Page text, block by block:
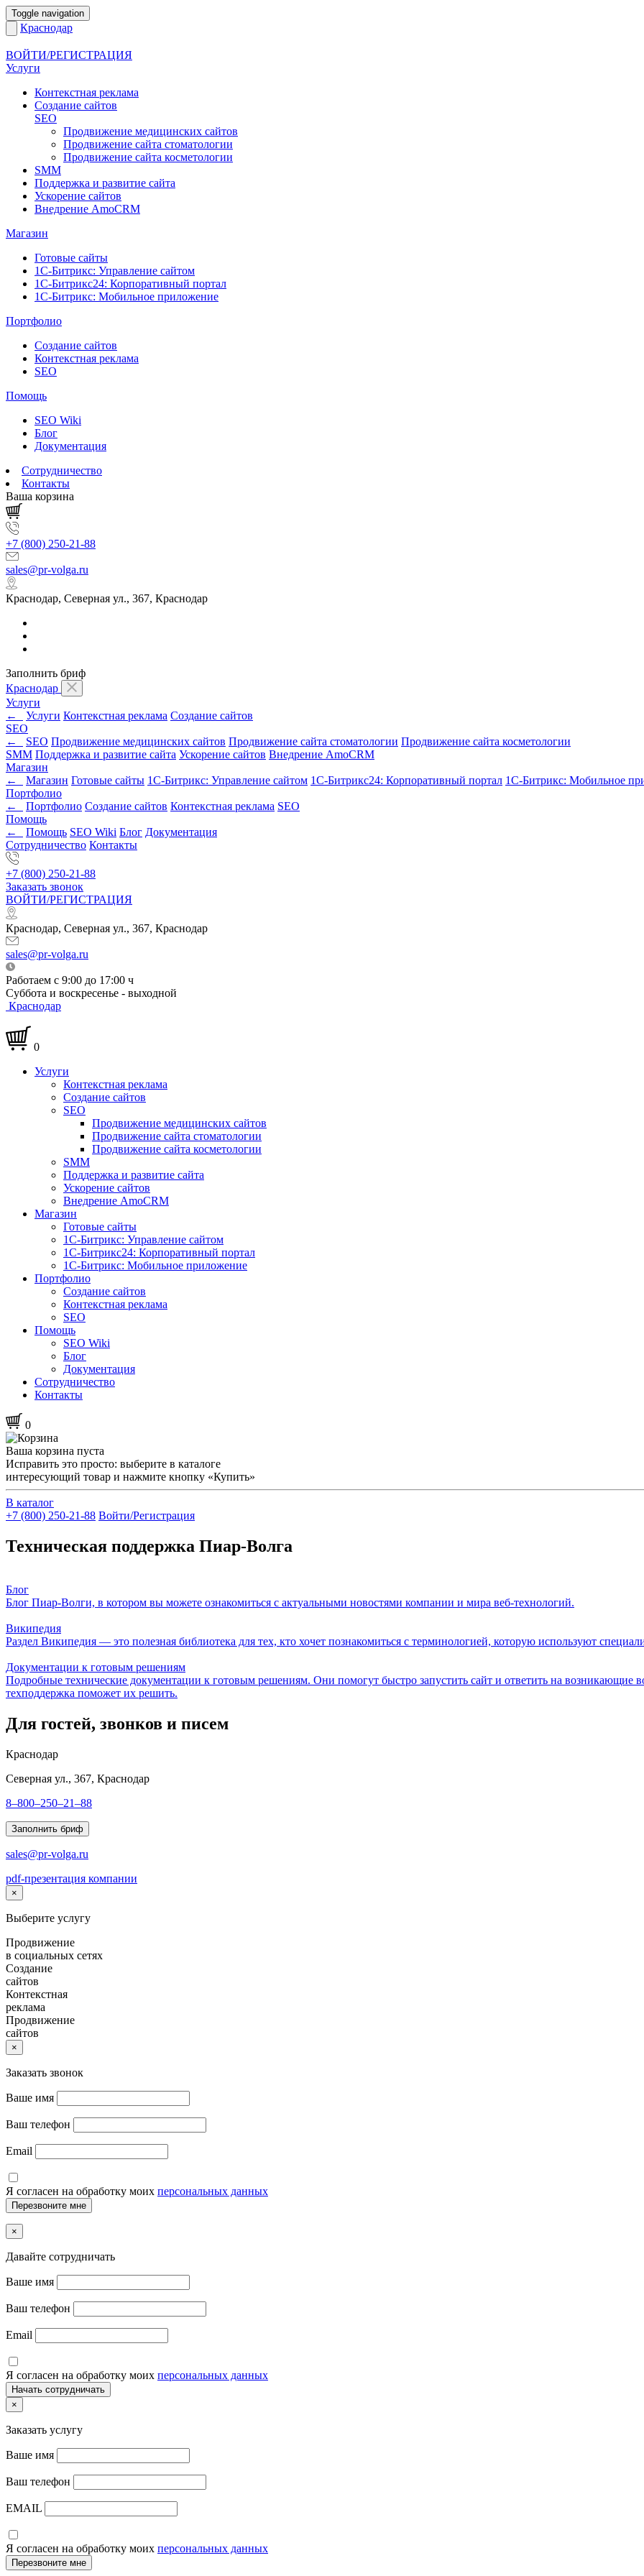
Toggle navigation
Краснодар
ВОЙТИ/РЕГИСТРАЦИЯ
Услуги
Контекстная реклама
Создание сайтов
SEO
Продвижение медицинских сайтов
Продвижение сайта стоматологии
Продвижение сайта косметологии
SMM
Поддержка и развитие сайта
Ускорение сайтов
Внедрение AmoCRM
Магазин
Готовые сайты
1С-Битрикс: Управление сайтом
1С-Битрикс24: Корпоративный портал
1С-Битрикс: Мобильное приложение
Портфолио
Создание сайтов
Контекстная реклама
SEO
Помощь
SEO Wiki
Блог
Документация
Сотрудничество
Контакты
Ваша корзина
+7 (800) 250-21-88
sales@pr-volga.ru
Краснодар, Северная ул., 367, Краснодар
Заполнить бриф
Краснодар
Услуги
←
Услуги Контекстная реклама Создание сайтов
SEO
←
SEO Продвижение медицинских сайтов Продвижение сайта стоматологии Продвижение сайта косметологии
SMM Поддержка и развитие сайта Ускорение сайтов Внедрение AmoCRM
Магазин
←
Магазин Готовые сайты 1С-Битрикс: Управление сайтом 1С-Битрикс24: Корпоративный портал 1С-Битрикс: Мобильное
Портфолио
←
Портфолио Создание сайтов Контекстная реклама SEO
Помощь
←
Помощь SEO Wiki Блог Документация
Сотрудничество Контакты
+7 (800) 250-21-88
Заказать звонок
ВОЙТИ/РЕГИСТРАЦИЯ
Краснодар, Северная ул., 367, Краснодар
sales@pr-volga.ru
Работаем с 9:00 до 17:00 ч
Суббота и воскресенье - выходной
Краснодар
0
Услуги
Контекстная реклама
Создание сайтов
SEO
Продвижение медицинских сайтов
Продвижение сайта стоматологии
Продвижение сайта косметологии
SMM
Поддержка и развитие сайта
Ускорение сайтов
Внедрение AmoCRM
Магазин
Готовые сайты
1С-Битрикс: Управление сайтом
1С-Битрикс24: Корпоративный портал
1С-Битрикс: Мобильное приложение
Портфолио
Создание сайтов
Контекстная реклама
SEO
Помощь
SEO Wiki
Блог
Документация
Сотрудничество
Контакты
0
Ваша корзина пуста
Исправить это просто: выберите в каталоге
интересующий товар и нажмите кнопку «Купить»
В каталог
+7 (800) 250-21-88 Войти/Регистрация
Техническая поддержка Пиар-Волга
Блог
Блог Пиар-Волги, в котором вы можете ознакомиться с актуальными новостями компании и мира веб-технологий.
Википедия
Раздел Википедия — это полезная библиотека для тех, кто хочет познакомиться с терминологией, которую используют
Документации к готовым решениям
Подробные технические документации к готовым решениям. Они помогут быстро запустить сайт и ответить на возникающие
техподдержка поможет их решить.
Для гостей, звонков и писем
Краснодар
Северная ул., 367, Краснодар
8–800–250–21–88
Заполнить бриф
sales@pr-volga.ru
pdf-презентация компании
×
Выберите услугу
Продвижение
в социальных сетях
Создание
сайтов
Контекстная
реклама
Продвижение
сайтов
×
Заказать звонок
Ваше имя
Ваш телефон
Email
Я согласен на обработку моих персональных данных
×
Давайте сотрудничать
Ваше имя
Ваш телефон
Email
Я согласен на обработку моих персональных данных
×
Заказать услугу
Ваше имя
Ваш телефон
EMAIL
Я согласен на обработку моих персональных данных